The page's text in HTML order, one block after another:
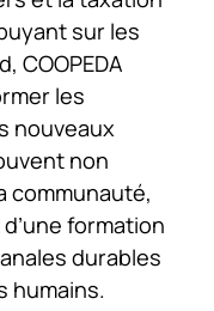
sur les
COOPEDA
les
nouveaux
non
communauté,
formation
durables
humains.